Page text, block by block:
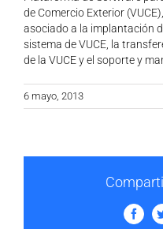
de Comercio Exterior
asociado a la implantación
sistema de VUCE, la
de la VUCE y el soporte y
6 mayo, 2013